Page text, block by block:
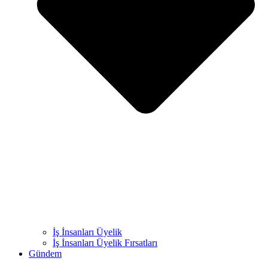
İş İnsanları Üyelik
İş İnsanları Üyelik Fırsatları
Gündem